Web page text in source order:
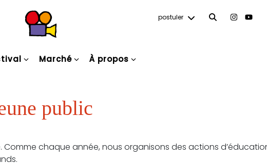
Marché À propos
postuler
public
chaque année, nous organisons des actions